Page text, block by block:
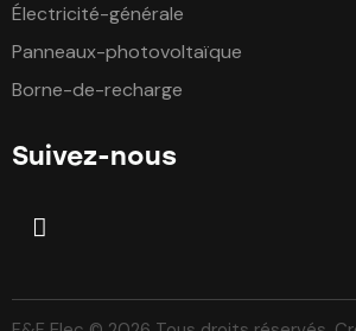
Électricité-générale
Panneaux-photovoltaïque
Borne-de-recharge
Suivez-nous